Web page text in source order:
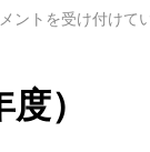
ントを受け付けて
）